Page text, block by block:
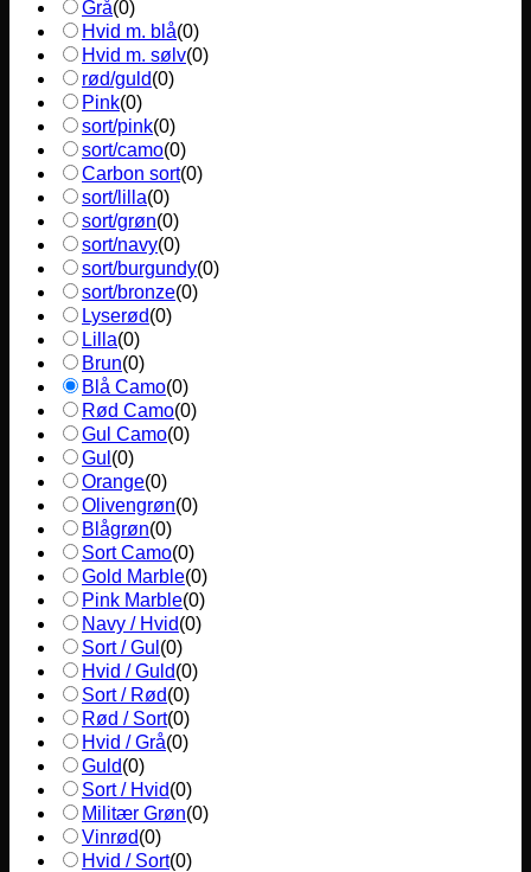
Grå(0)
Hvid m. blå(0)
Hvid m. sølv(0)
rød/guld(0)
Pink(0)
sort/pink(0)
sort/camo(0)
Carbon sort(0)
sort/lilla(0)
sort/grøn(0)
sort/navy(0)
sort/burgundy(0)
sort/bronze(0)
Lyserød(0)
Lilla(0)
Brun(0)
Blå Camo(0)
Rød Camo(0)
Gul Camo(0)
Gul (0)
Orange(0)
Olivengrøn(0)
Blågrøn(0)
Sort Camo(0)
Gold Marble(0)
Pink Marble(0)
Navy / Hvid(0)
Sort / Gul (0)
Hvid / Guld(0)
Sort / Rød(0)
Rød / Sort(0)
Hvid / Grå(0)
Guld(0)
Sort / Hvid(0)
Militær Grøn(0)
Vinrød(0)
Hvid / Sort(0)